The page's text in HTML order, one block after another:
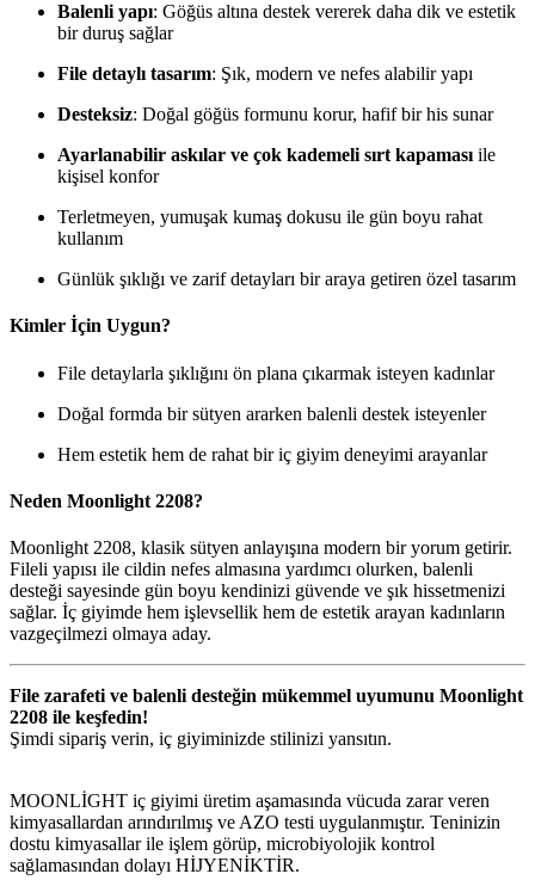
Balenli yapı: Göğüs altına destek vererek daha dik ve estetik
bir duruş sağlar
File detaylı tasarım: Şık, modern ve nefes alabilir yapı
Desteksiz: Doğal göğüs formunu korur, hafif bir his sunar
Ayarlanabilir askılar ve çok kademeli sırt kapaması ile
kişisel konfor
Terletmeyen, yumuşak kumaş dokusu ile gün boyu rahat
kullanım
Günlük şıklığı ve zarif detayları bir araya getiren özel tasarım
Kimler İçin Uygun?
File detaylarla şıklığını ön plana çıkarmak isteyen kadınlar
Doğal formda bir sütyen ararken balenli destek isteyenler
Hem estetik hem de rahat bir iç giyim deneyimi arayanlar
Neden Moonlight 2208?
Moonlight 2208, klasik sütyen anlayışına modern bir yorum getirir.
Fileli yapısı ile cildin nefes almasına yardımcı olurken, balenli
desteği sayesinde gün boyu kendinizi güvende ve şık hissetmenizi
sağlar. İç giyimde hem işlevsellik hem de estetik arayan kadınların
vazgeçilmezi olmaya aday.
File zarafeti ve balenli desteğin mükemmel uyumunu Moonlight
2208 ile keşfedin!
Şimdi sipariş verin, iç giyiminizde stilinizi yansıtın.
MOONLİGHT iç giyimi üretim aşamasında vücuda zarar veren
kimyasallardan arındırılmış ve AZO testi uygulanmıştır. Teninizin
dostu kimyasallar ile işlem görüp, microbiyolojik kontrol
sağlamasından dolayı HİJYENİKTİR.